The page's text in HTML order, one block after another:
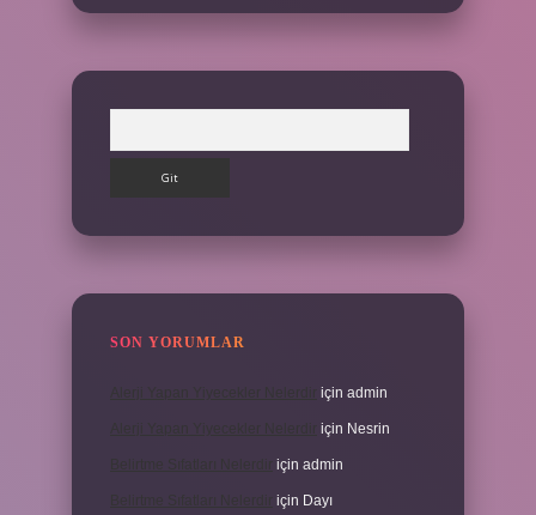
SON YORUMLAR
için admin
için Nesrin
için admin
için Dayı